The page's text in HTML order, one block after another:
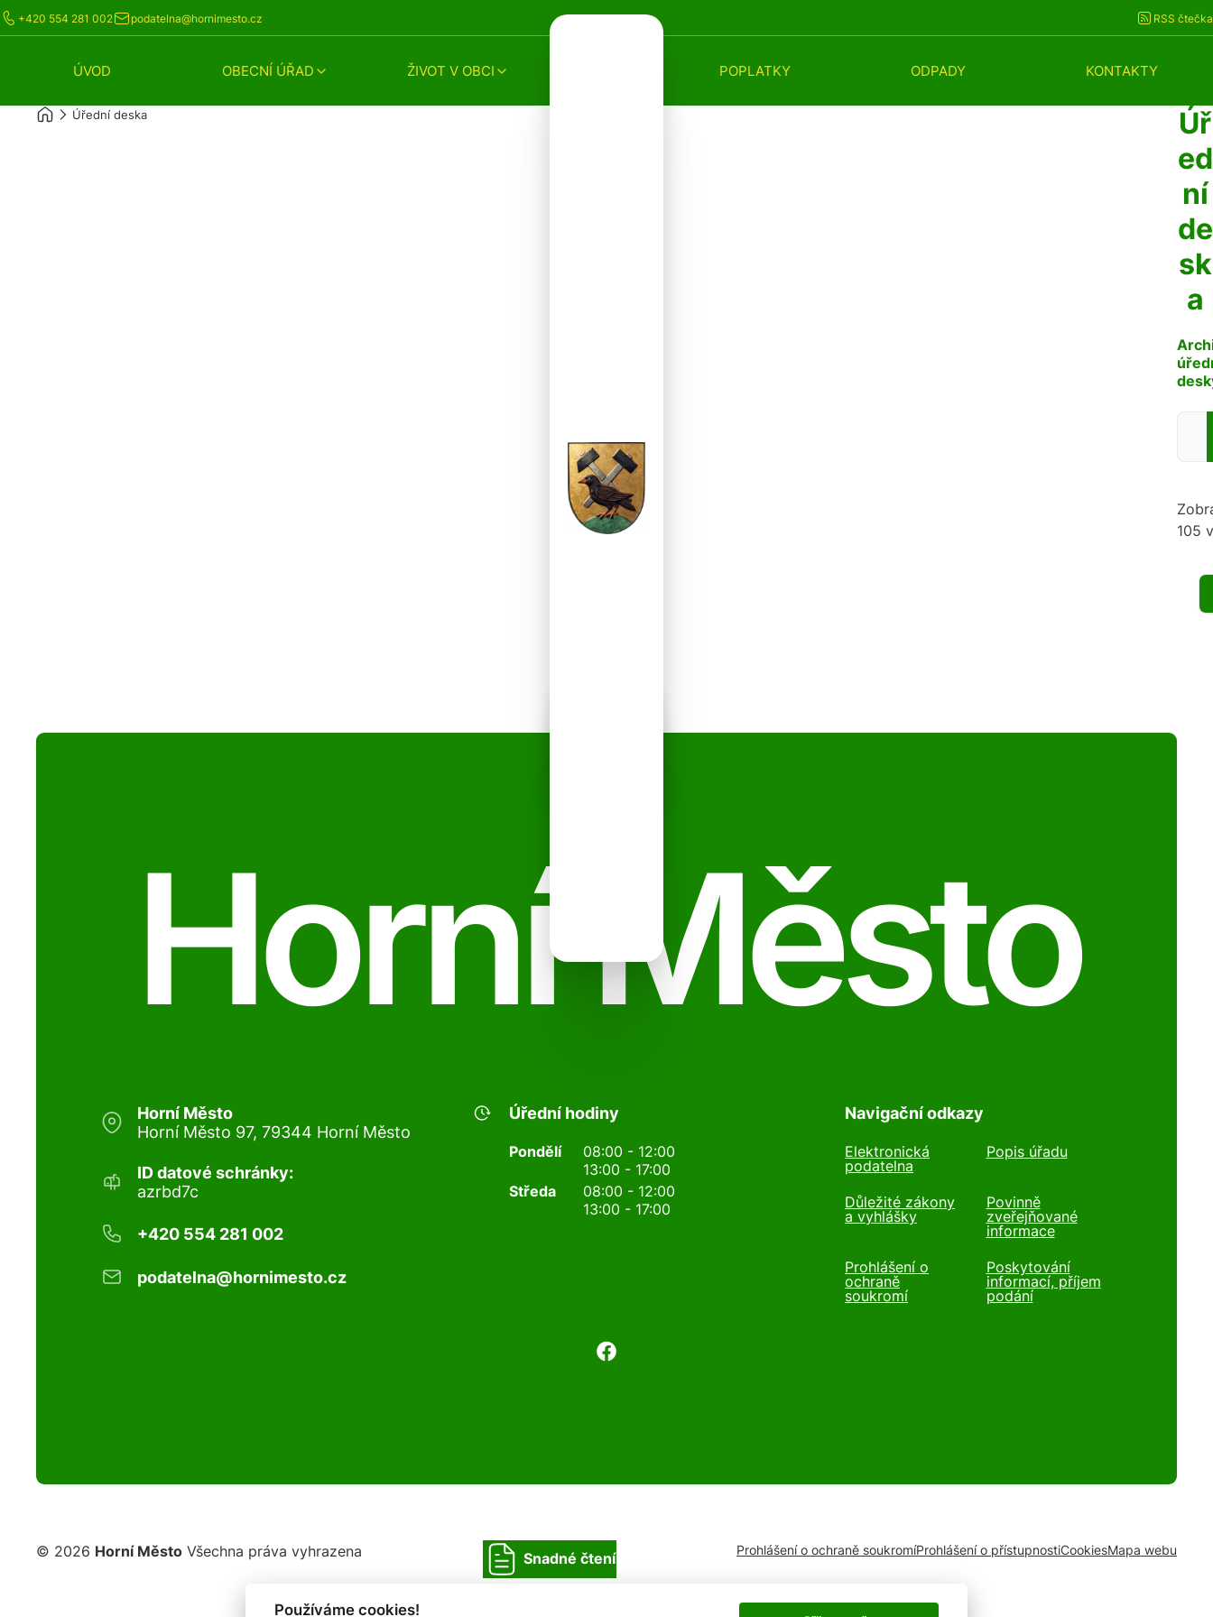
+420 554 281 002 podatelna@hornimesto.cz RSS čtečka
ÚVOD OBECNÍ ÚŘAD ŽIVOT V OBCI POPLATKY ODPADY KONTAKTY
Úřední deska
Úř
ed
ní
de
sk
a
105
Horní Město
Horní Město
Horní Město 97, 79344 Horní Město
ID datové schránky:
azrbd7c
+420 554 281 002
podatelna@hornimesto.cz
Úřední hodiny
Pondělí
08:00 - 12:00
13:00 - 17:00
Středa
08:00 - 12:00
13:00 - 17:00
Navigační odkazy
Elektronická
podatelna
Popis úřadu
Důležité zákony
a vyhlášky
Povinně
zveřejňované
informace
Prohlášení o
ochraně
soukromí
Poskytování
informací, příjem
podání
© 2026 Horní Město Všechna práva vyhrazena Snadné čtení Prohlášení o ochraně soukromíProhlášení o přístupnostiCookiesMapa webu
Používáme cookies!